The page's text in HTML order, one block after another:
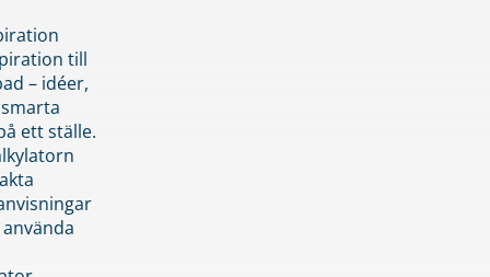
till
– idéer,
ett ställe.